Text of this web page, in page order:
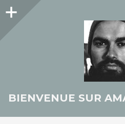
Colonne
BIENVENUE SUR